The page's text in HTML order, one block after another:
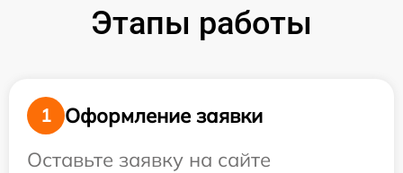
Этапы работы
1
Оформление заявки
Оставьте заявку на сайте